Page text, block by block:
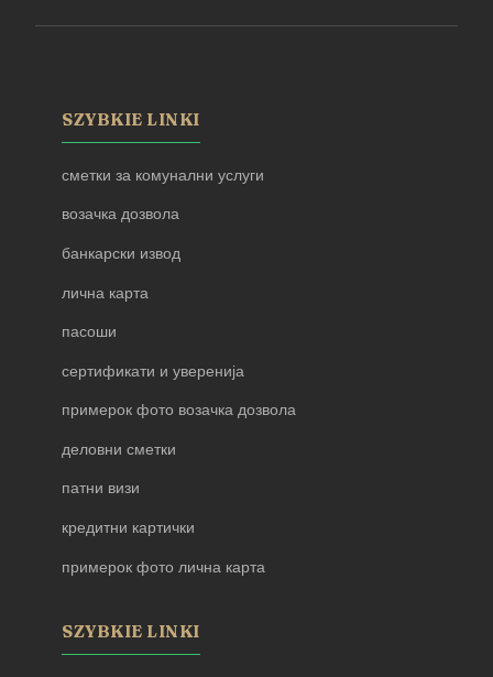
SZYBKIE LINKI
сметки за комунални услуги
возачка дозвола
банкарски извод
лична карта
пасоши
сертификати и уверенија
примерок фото возачка дозвола
деловни сметки
патни визи
кредитни картички
примерок фото лична карта
SZYBKIE LINKI